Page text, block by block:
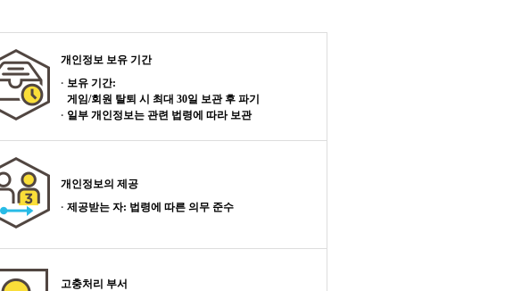
개인정보 보유 기간
보유 기간:
게임/회원 탈퇴 시 최대 30일 보관 후 파기
일부 개인정보는 관련 법령에 따라 보관
개인정보의 제공
제공받는 자: 법령에 따른 의무 준수
고충처리 부서